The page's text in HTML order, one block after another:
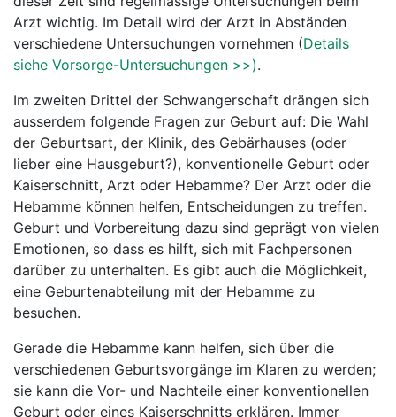
Arzt wichtig. Im Detail wird der Arzt in Abständen
verschiedene Untersuchungen vornehmen (Details
siehe Vorsorge-Untersuchungen >>).
Im zweiten Drittel der Schwangerschaft drängen sich
ausserdem folgende Fragen zur Geburt auf: Die Wahl
der Geburtsart, der Klinik, des Gebärhauses (oder
lieber eine Hausgeburt?), konventionelle Geburt oder
Kaiserschnitt, Arzt oder Hebamme? Der Arzt oder die
Hebamme können helfen, Entscheidungen zu treffen.
Geburt und Vorbereitung dazu sind geprägt von vielen
Emotionen, so dass es hilft, sich mit Fachpersonen
darüber zu unterhalten. Es gibt auch die Möglichkeit,
eine Geburtenabteilung mit der Hebamme zu
besuchen.
Gerade die Hebamme kann helfen, sich über die
verschiedenen Geburtsvorgänge im Klaren zu werden;
sie kann die Vor- und Nachteile einer konventionellen
Geburt oder eines Kaiserschnitts erklären. Immer